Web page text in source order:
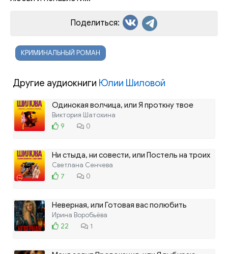
Поделиться:
КРИМИНАЛЬНЫЙ РОМАН
Другие аудиокниги Юлии Шиловой
Одинокая волчица, или Я проткну твое
сердце шпилькой
Виктория Шатохина
9
0
Ни стыда, ни совести, или Постель на троих
Светлана Сенчева
7
0
Неверная, или Готовая вас полюбить
Ирина Воробьёва
22
1